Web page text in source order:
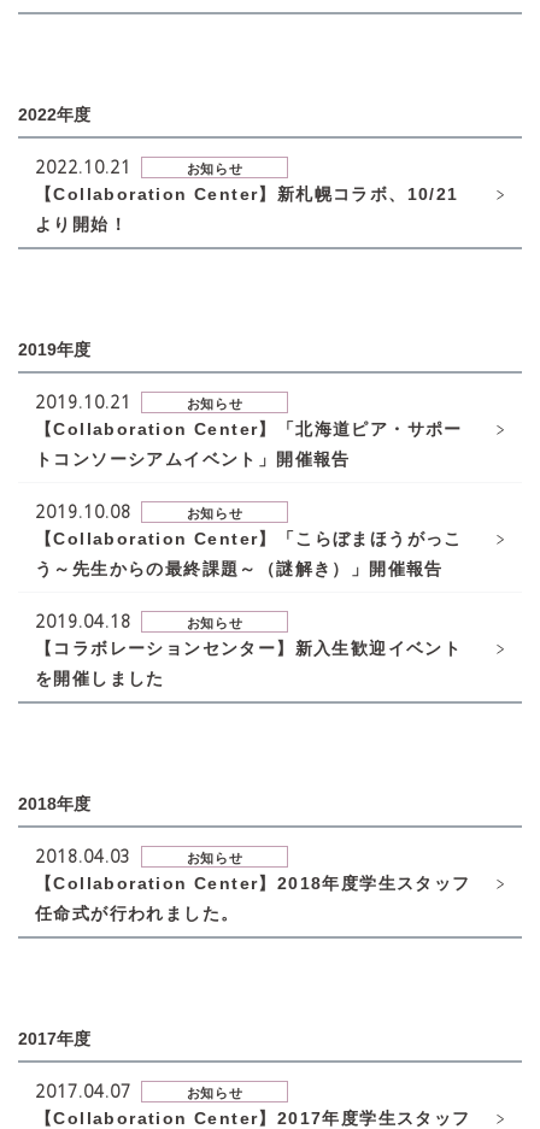
2022年度
2022.10.21 お知らせ
【Collaboration Center】新札幌コラボ、10/21
より開始！
2019年度
2019.10.21 お知らせ
【Collaboration Center】「北海道ピア・サポー
トコンソーシアムイベント」開催報告
2019.10.08 お知らせ
【Collaboration Center】「こらぼまほうがっこ
う～先生からの最終課題～（謎解き）」開催報告
2019.04.18 お知らせ
【コラボレーションセンター】新入生歓迎イベント
を開催しました
2018年度
2018.04.03 お知らせ
【Collaboration Center】2018年度学生スタッフ
任命式が行われました。
2017年度
2017.04.07 お知らせ
【Collaboration Center】2017年度学生スタッフ